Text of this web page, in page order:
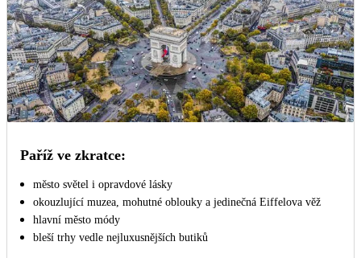
Paříž ve zkratce:
město světel i opravdové lásky
okouzlující muzea, mohutné oblouky a jedinečná Eiffelova věž
hlavní město módy
bleší trhy vedle nejluxusnějších butiků